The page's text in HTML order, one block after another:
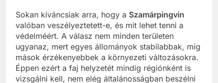
Sokan kíváncsiak arra, hogy a Szamárpingvin
valóban veszélyeztetett-e, és mit lehet tenni a
védelméért. A válasz nem minden területen
ugyanaz, mert egyes állományok stabilabbak, míg
mások érzékenyebbek a környezeti változásokra.
Éppen ezért a faj helyzetét mindig régiónként is
vizsgálni kell, nem elég általánosságban beszélni